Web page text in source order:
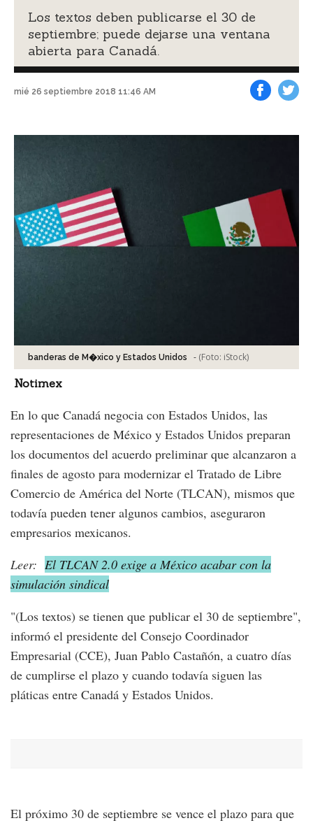
Los textos deben publicarse el 30 de
septiembre; puede dejarse una ventana
abierta para Canadá.
mié 26 septiembre 2018 11:46 AM
banderas de M�xico y Estados Unidos - (Foto: iStock)
Notimex
En lo que Canadá negocia con Estados Unidos, las
representaciones de México y Estados Unidos preparan
los documentos del acuerdo preliminar que alcanzaron a
finales de agosto para modernizar el Tratado de Libre
Comercio de América del Norte (TLCAN), mismos que
todavía pueden tener algunos cambios, aseguraron
empresarios mexicanos.
Leer: El TLCAN 2.0 exige a México acabar con la
simulación sindical
"(Los textos) se tienen que publicar el 30 de septiembre",
informó el presidente del Consejo Coordinador
Empresarial (CCE), Juan Pablo Castañón, a cuatro días
de cumplirse el plazo y cuando todavía siguen las
pláticas entre Canadá y Estados Unidos.
El próximo 30 de septiembre se vence el plazo para que